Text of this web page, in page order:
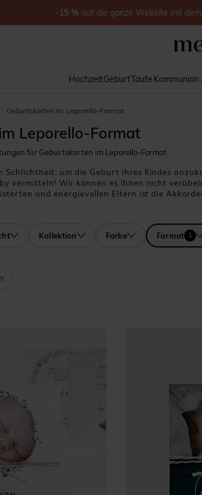
HochzeitGeburtTaufe
Geburtskarten im Leporello-Format
Leporello-Format
für Geburtskarten im Leporello-Format
Schlichtheit, um die Geburt ihres Kindes
vermitteln! Wir können es Ihnen nicht
und energievollen Eltern ist die
noch nicht kennengelernt haben, werden von
Kollektion Farbe Format 1
-15 % auf die ganze Website mit